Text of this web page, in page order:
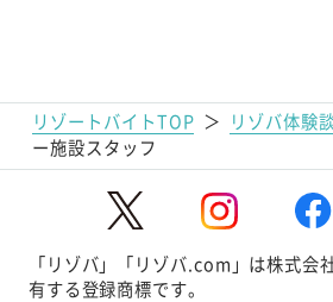
リゾートバイトTOP ＞ リゾバ体験
ー施設スタッフ
「リゾバ」「リゾバ.com」は株式会
有する登録商標です。